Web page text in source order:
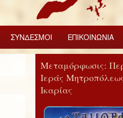
ΣΥΝΔΕΣΜΟΙ ΕΠΙΚΟΙΝΩΝΙΑ
Μεταμόρφωσις:
Ιεράς
Ικαρίας